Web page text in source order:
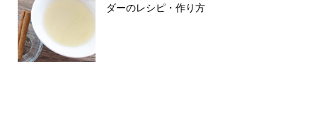
ダーのレシピ・作り方